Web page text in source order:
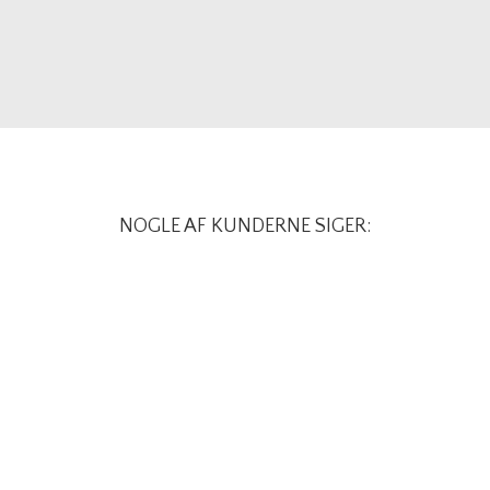
NOGLE AF KUNDERNE SIGER: